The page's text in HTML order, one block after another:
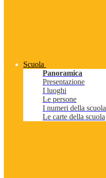
Scuola
Panoramica
Presentazione
I luoghi
Le persone
I numeri della scuola
Le carte della scuola